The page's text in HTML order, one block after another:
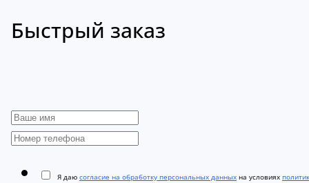
Быстрый заказ
Я даю согласие на обработку персональных данных на условиях